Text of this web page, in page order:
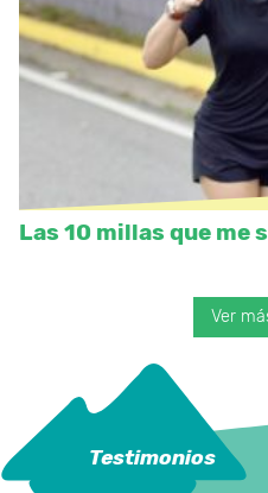
Las 10 millas que me
Ver
Testimonios